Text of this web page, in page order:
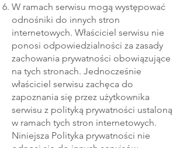
W ramach serwisu mogą występować
odnośniki do innych stron
internetowych. Właściciel serwisu nie
ponosi odpowiedzialności za zasady
zachowania prywatności obowiązujące
na tych stronach. Jednocześnie
właściciel serwisu zachęca do
zapoznania się przez użytkownika
serwisu z polityką prywatności ustaloną
w ramach tych stron internetowych.
Niniejsza Polityka prywatności nie